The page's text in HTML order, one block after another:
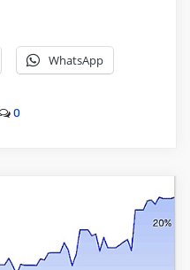
WhatsApp
0